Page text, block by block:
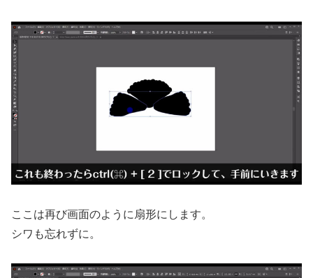
ここは再び画面のように扇形にします。
シワも忘れずに。